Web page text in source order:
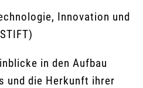
Innovation und
in den Aufbau
und die Herkunft ihrer